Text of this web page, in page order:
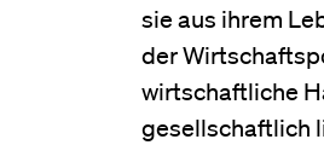
sie aus ihrem
der
wirtschaftliche
gesellschaftlich